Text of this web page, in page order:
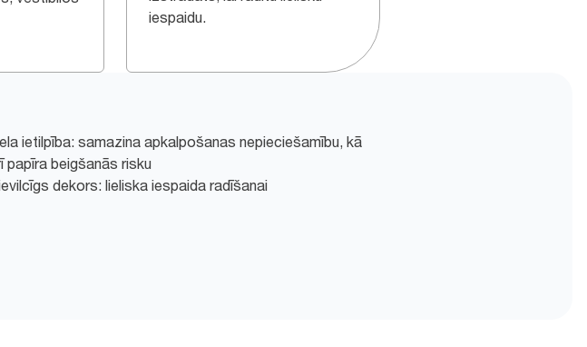
iespaidu.
ietilpība: samazina apkalpošanas nepieciešamību, kā
papīra beigšanās risku
dekors: lieliska iespaida radīšanai